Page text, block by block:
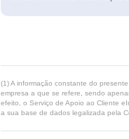
(1) A informação constante do
empresa a que se refere, sendo
efeito, o Serviço de Apoio ao Cliente
a sua base de dados legalizada pela